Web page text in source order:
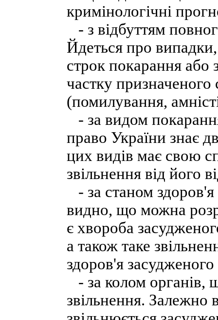
кримінологічні
- з відбуттям
Йдеться про
строк покарання або
частку
(помилування,
- за видом
право України знає
цих видів має свою
звільнення від його
- за станом
видно, що можна
є хвороба
а також таке
здоров'я засудженого
- за колом органів,
звільнення. Залежно